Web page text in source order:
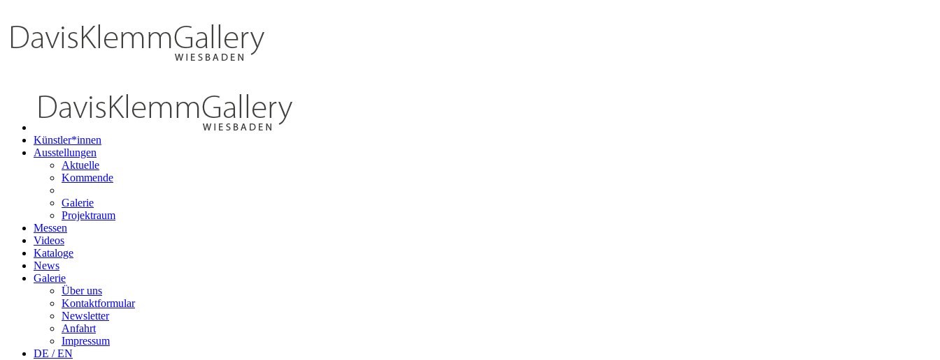
Künstler*innen
Ausstellungen
Aktuelle
Kommende
Galerie
Projektraum
Messen
Videos
Kataloge
News
Galerie
Über uns
Kontaktformular
Newsletter
Anfahrt
Impressum
DE / EN